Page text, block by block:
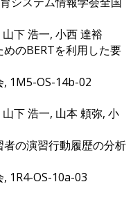
下 浩一, 小西 達裕
のBERTを利用した要
, 1M5-OS-14b-02
下 浩一, 山本 頼弥, 小
の演習行動履歴の分析
1R4-OS-10a-03